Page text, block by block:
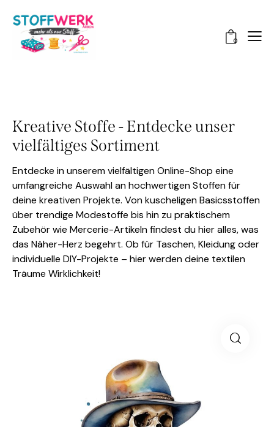
0
Kreative Stoffe - Entdecke unser
vielfältiges Sortiment
Entdecke in unserem vielfältigen Online-Shop eine
umfangreiche Auswahl an hochwertigen Stoffen für
deine kreativen Projekte. Von kuscheligen Basicsstoffen
über trendige Modestoffe bis hin zu praktischem
Zubehör wie Mercerie-Artikeln findest du hier alles, was
das Näher-Herz begehrt. Ob für Taschen, Kleidung oder
individuelle DIY-Projekte – hier werden deine textilen
Träume Wirklichkeit!